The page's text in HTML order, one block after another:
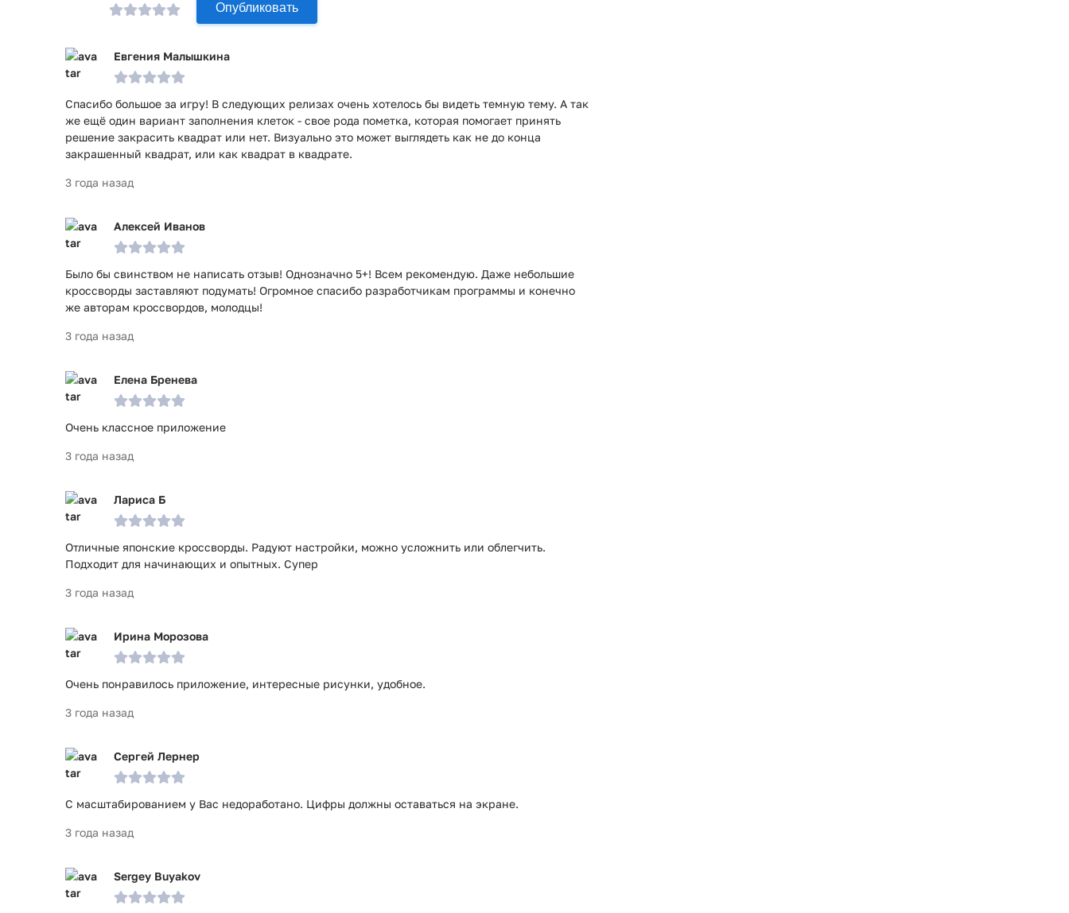
Опубликовать
Евгения Малышкина
Спасибо большое за игру! В следующих релизах очень хотелось бы видеть темную тему. А так
же ещё один вариант заполнения клеток - свое рода пометка, которая помогает принять
решение закрасить квадрат или нет. Визуально это может выглядеть как не до конца
закрашенный квадрат, или как квадрат в квадрате.
3 года назад
Алексей Иванов
Было бы свинством не написать отзыв! Однозначно 5+! Всем рекомендую. Даже небольшие
кроссворды заставляют подумать! Огромное спасибо разработчикам программы и конечно
же авторам кроссвордов, молодцы!
3 года назад
Елена Бренева
Очень классное приложение
3 года назад
Лариса Б
Отличные японские кроссворды. Радуют настройки, можно усложнить или облегчить.
Подходит для начинающих и опытных. Супер
3 года назад
Ирина Морозова
Очень понравилось приложение, интересные рисунки, удобное.
3 года назад
Сергей Лернер
С масштабированием у Вас недоработано. Цифры должны оставаться на экране.
3 года назад
Sergey Buyakov